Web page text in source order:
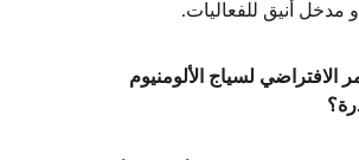
مدخل أنيق للفعاليات.
الافتراضي لسياج الألومنيوم